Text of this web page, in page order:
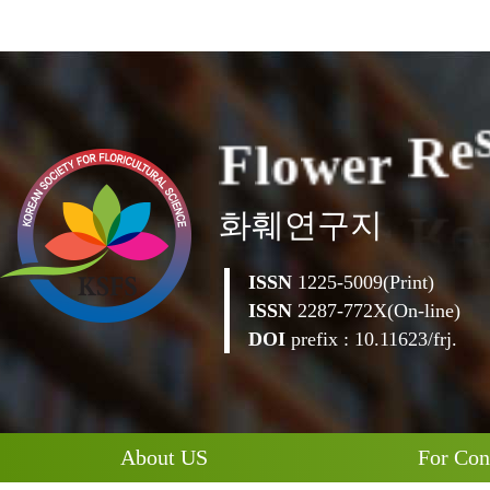
Flower Re
화훼연구지
ISSN 1225-5009(Print)
ISSN 2287-772X(On-line)
DOI prefix : 10.11623/frj.
About US For